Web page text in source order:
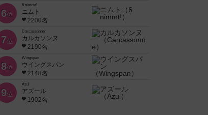
6位
6 nimmt!
ニムト
2200名
7位
Carcassonne
カルカソンヌ
2190名
8位
Wingspan
ウイングスパン
2148名
9位
Azul
アズール
1902名